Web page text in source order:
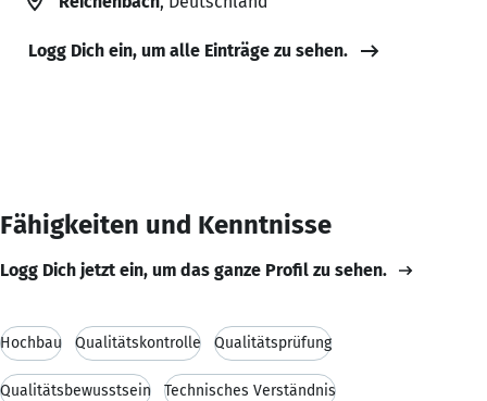
Logg Dich ein, um alle Einträge zu sehen.
Fähigkeiten und Kenntnisse
Logg Dich jetzt ein, um das ganze Profil zu sehen.
Hochbau Qualitätskontrolle Qualitätsprüfung
Qualitätsbewusstsein Technisches Verständnis